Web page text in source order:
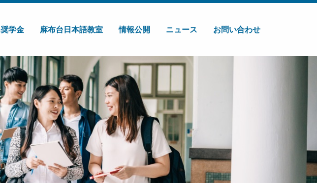
奨学金 麻布台日本語教室 情報公開 ニュース お問い合わせ